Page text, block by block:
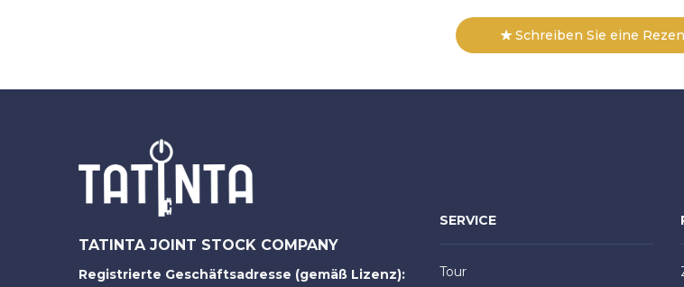
Schreiben Sie eine
TATINTA JOINT STOCK COMPANY
Registrierte Geschäftsadresse (gemäß Lizenz):
SERVICE
Tour